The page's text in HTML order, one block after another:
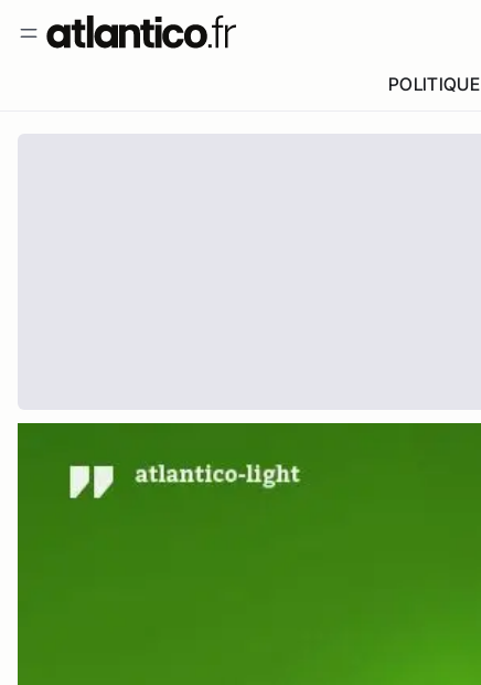
POLITIQUE